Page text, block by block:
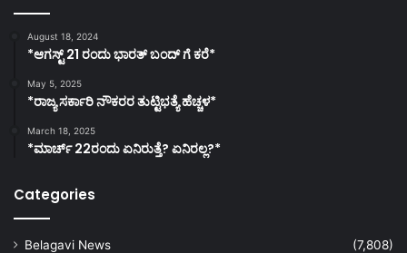
August 18, 2024
*ಆಗಸ್ಟ್ 21 ರಂದು ಭಾರತ್‌ ಬಂದ್‌ ಗೆ ಕರೆ*
May 5, 2025
*ರಾಜ್ಯ ಸರ್ಕಾರಿ ನೌಕರರ ತುಟ್ಟಿಭತ್ಯೆ ಹೆಚ್ಚಳ*
March 18, 2025
*ಮಾರ್ಚ್ 22ರಂದು ಏನಿರುತ್ತೆ? ಏನಿರಲ್ಲ?*
Categories
Belagavi News
(7,808)